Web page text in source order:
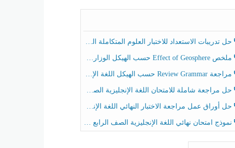
حل تدريبات الاستعداد للاختبار العلوم المتكاملة الصف الخامس عام الفصل الثالث
ملخص Effect of Geosphere حسب الهيكل الوزاري العلوم المتكاملة الصف الخامس انسبير الفصل الثالث
مراجعة Review Grammar حسب الهيكل اللغة الإنجليزية الصف الخامس الفصل الثالث
حل مراجعة شاملة للامتحان اللغة الإنجليزية الصف الخامس الفصل الثالث
حل أوراق عمل مراجعة الاختبار النهائي اللغة الإنجليزية الصف الرابع الفصل الثالث
نموذج امتحان نهائي اللغة الإنجليزية الصف الرابع الفصل الثالث